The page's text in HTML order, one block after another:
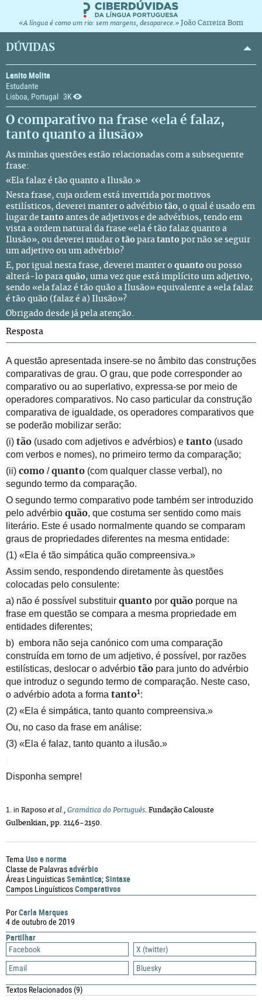
«A língua é como um rio: sem margens, desaparece.» João Carreira Bom
DÚVIDAS
Lanito Molita
Estudante
Lisboa, Portugal 3K
O comparativo na frase «ela é falaz,
tanto quanto a ilusão»
As minhas questões estão relacionadas com a subsequente
frase:
«Ela falaz é tão quanto a Ilusão.»
Nesta frase, cuja ordem está invertida por motivos
estilísticos, deverei manter o advérbio tão, o qual é usado em
lugar de tanto antes de adjetivos e de advérbios, tendo em
vista a ordem natural da frase «ela é tão falaz quanto a
Ilusão», ou deverei mudar o tão para tanto por não se seguir
um adjetivo ou um advérbio?
E, por igual nesta frase, deverei manter o quanto ou posso
alterá-lo para quão, uma vez que está implícito um adjetivo,
sendo «ela falaz é tão quão a Ilusão» equivalente a «ela falaz
é tão quão (falaz é a) Ilusão»?
Obrigado desde já pela atenção.
PorCarla Marques
4 de outubro de 2019
Partilhar
Facebook
X (twitter)
Email
Bluesky
Textos Relacionados(9)
Resposta
A questão apresentada insere-se no âmbito das construções
comparativas de grau. O grau, que pode corresponder ao
comparativo ou ao superlativo, expressa-se por meio de
operadores comparativos. No caso particular da construção
comparativa de igualdade, os operadores comparativos que
se poderão mobilizar serão:
(i) tão (usado com adjetivos e advérbios) e tanto (usado
com verbos e nomes), no primeiro termo da comparação;
(ii) como /quanto (com qualquer classe verbal), no
segundo termo da comparação.
O segundo termo comparativo pode também ser introduzido
pelo advérbio quão, que costuma ser sentido como mais
literário. Este é usado normalmente quando se comparam
graus de propriedades diferentes na mesma entidade:
(1) «Ela é tão simpática quão compreensiva.»
Assim sendo, respondendo diretamente às questões
colocadas pelo consulente:
a) não é possível substituir quanto por quão porque na
frase em questão se compara a mesma propriedade em
entidades diferentes;
b) embora não seja canónico com uma comparação
construída em torno de um adjetivo, é possível, por razões
estilísticas, deslocar o advérbio tão para junto do advérbio
que introduz o segundo termo de comparação. Neste caso,
o advérbio adota a forma tanto1 :
(2) «Ela é simpática, tanto quanto compreensiva.»
Ou, no caso da frase em análise:
(3) «Ela é falaz, tanto quanto a ilusão.»
Disponha sempre!
1. in Raposo et al., Gramática do Português Fundação Calouste
Gulbenkian, pp. 2146-2150.
Tema Uso e norma
Classe de Palavrasadvérbio
Áreas LinguísticasSemântica;Sintaxe
Campos LinguísticosComparativos